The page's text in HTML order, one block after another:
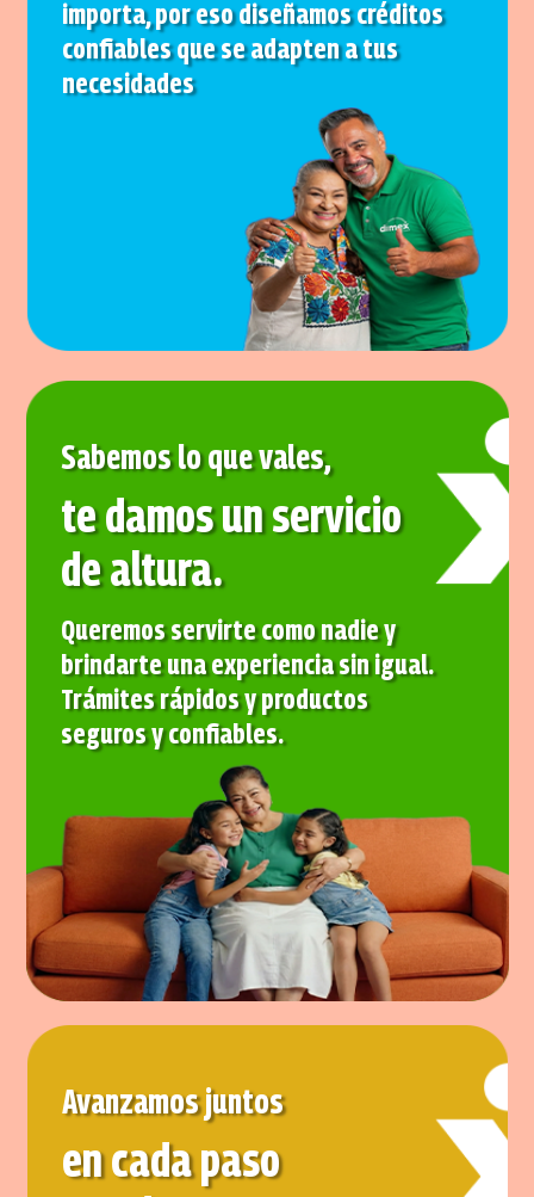
importa, por eso diseñamos créditos
confiables que se adapten a tus
necesidades
Sabemos lo que vales,
te damos un servicio
de altura.
Queremos servirte como nadie y
brindarte una experiencia sin igual.
Trámites rápidos y productos
seguros y confiables.
Avanzamos juntos
en cada paso